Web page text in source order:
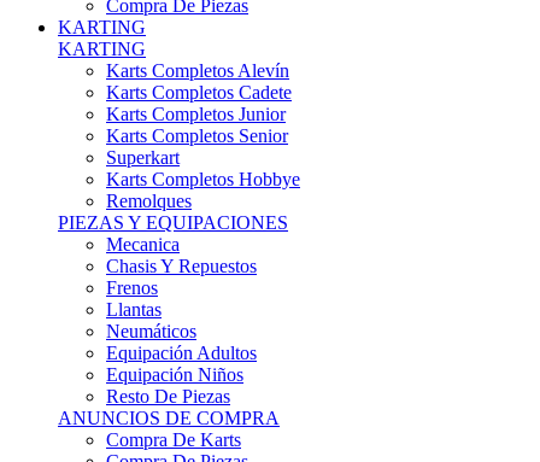
KARTING
Karts Completos Alevín
Karts Completos Cadete
Karts Completos Junior
Karts Completos Senior
Superkart
Karts Completos Hobbye
Remolques
PIEZAS Y EQUIPACIONES
Mecanica
Chasis Y Repuestos
Frenos
Llantas
Neumáticos
Equipación Adultos
Equipación Niños
Resto De Piezas
ANUNCIOS DE COMPRA
Compra De Karts
Compra De Piezas
BARQUETAS, FÓRMULAS Y CM